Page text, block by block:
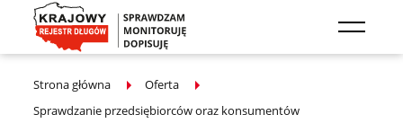
Przejdź do treści głównej
Strona główna
Oferta
Sprawdzanie przedsiębiorców oraz konsumentów